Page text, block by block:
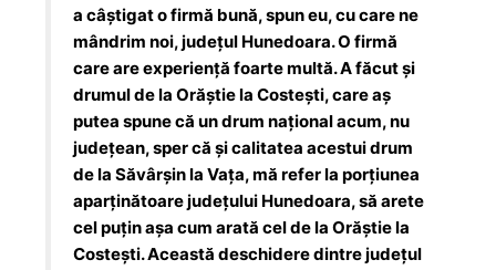
a câștigat o firmă bună, spun eu, cu care ne
mândrim noi, județul Hunedoara. O firmă
care are experiență foarte multă. A făcut și
drumul de la Orăștie la Costești, care aș
putea spune că un drum național acum, nu
județean, sper că și calitatea acestui drum
de la Săvârșin la Vața, mă refer la porțiunea
aparținătoare județului Hunedoara, să arete
cel puțin așa cum arată cel de la Orăștie la
Costești. Această deschidere dintre județul